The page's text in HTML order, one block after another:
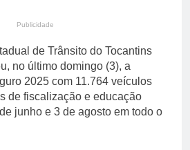
Departamento de Estado
Streaming em julho: os
comentados do mês
5 Dias Ago
Publicidade
de Trânsito do Tocantins
no último domingo (3), a
2025 com 11.764 veículos
de fiscalização e educação
junho e 3 de agosto em todo o